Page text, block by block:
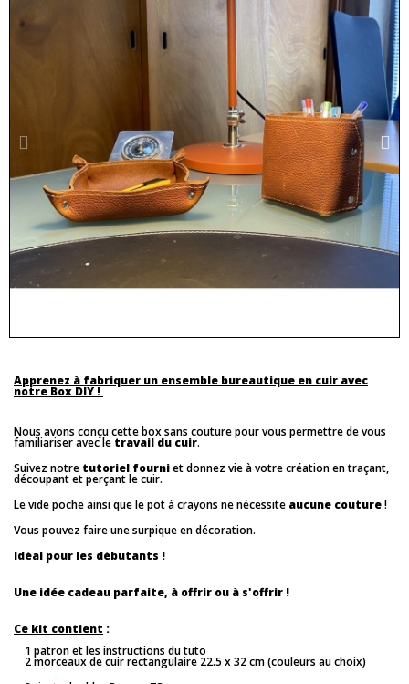
Apprenez à fabriquer un ensemble bureautique en cuir avec
notre Box DIY !
Nous avons conçu cette box sans couture pour vous permettre de vous
familiariser avec le travail du cuir.
Suivez notre tutoriel fourniet donnez vie à votre création en traçant,
découpant et perçant le cuir.
Le vide poche ainsi que le pot à crayons ne nécessite aucune couture!
Vous pouvez faire une surpique en décoration.
Idéal pour les débutants !
Une idée cadeau parfaite, à offrir ou à s'offrir !
Ce kit contient :
1 patron et les instructions du tuto
2 morceaux de cuir rectangulaire 22.5 x 32 cm (couleurs au choix)